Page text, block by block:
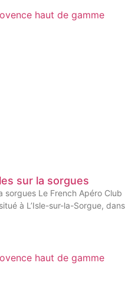
sur la sorgues
sorgues Le French Apéro Club
à L’Isle-sur-la-Sorgue, dans